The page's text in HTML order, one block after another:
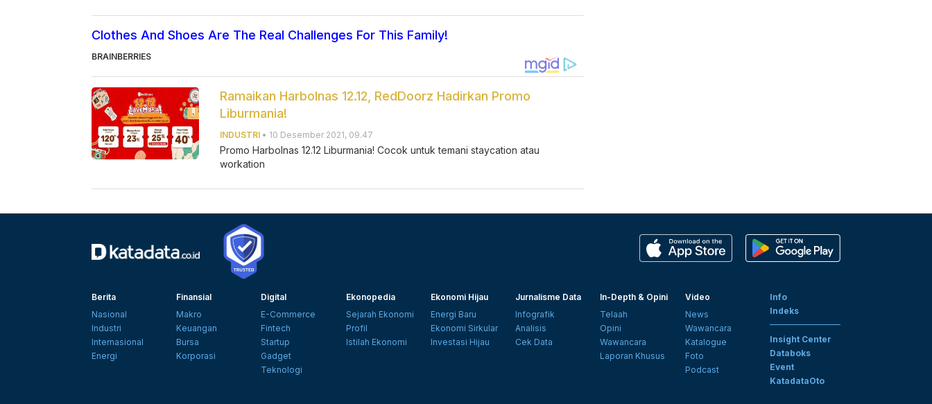
Clothes And Shoes Are The Real Challenges For This Family!
BRAINBERRIES
Ramaikan Harbolnas 12.12, RedDoorz Hadirkan Promo
Liburmania!
INDUSTRI • 10 Desember 2021, 09.47
Promo Harbolnas 12.12 Liburmania! Cocok untuk temani staycation atau
workation
Berita
Nasional
Industri
Internasional
Energi
Finansial
Makro
Keuangan
Bursa
Korporasi
Digital
E-Commerce
Fintech
Startup
Gadget
Teknologi
Ekonopedia
Sejarah Ekonomi
Profil
Istilah Ekonomi
Ekonomi Hijau
Energi Baru
Ekonomi Sirkular
Investasi Hijau
Jurnalisme Data
Infografik
Analisis
Cek Data
In-Depth & Opini
Telaah
Opini
Wawancara
Laporan Khusus
Video
News
Wawancara
Katalogue
Foto
Podcast
Info
Indeks
Insight Center
Databoks
Event
KatadataOto